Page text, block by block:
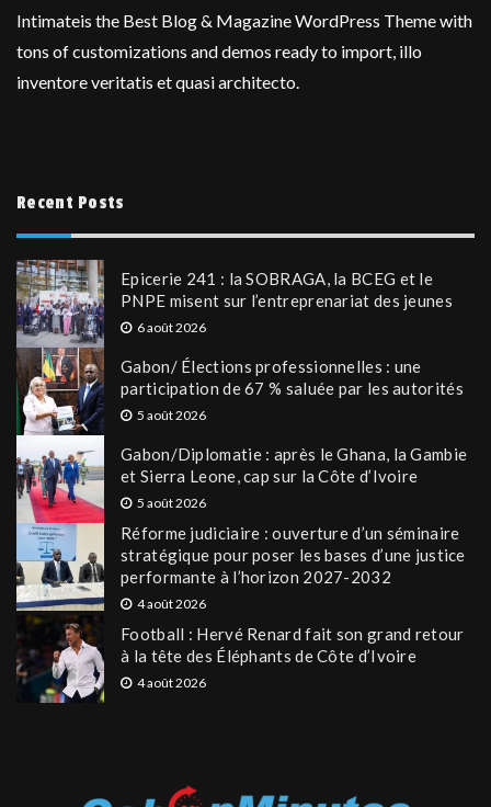
Intimateis the Best Blog & Magazine WordPress Theme with
tons of customizations and demos ready to import, illo
inventore veritatis et quasi architecto.
Recent Posts
Epicerie 241 : la SOBRAGA, la BCEG et le
PNPE misent sur l’entreprenariat des jeunes
6 août 2026
Gabon/ Élections professionnelles : une
participation de 67 % saluée par les autorités
5 août 2026
Gabon/Diplomatie : après le Ghana, la Gambie
et Sierra Leone, cap sur la Côte d’Ivoire
5 août 2026
Réforme judiciaire : ouverture d’un séminaire
stratégique pour poser les bases d’une justice
performante à l’horizon 2027-2032
4 août 2026
Football : Hervé Renard fait son grand retour
à la tête des Éléphants de Côte d’Ivoire
4 août 2026